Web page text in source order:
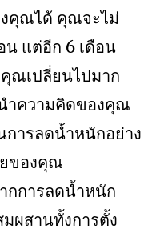
งคุณได้ คุณจะไม่
น แต่อีก 6 เดือน
ณเปลี่ยนไปมาก
ำความคิดของคุณ
การลดน้ำหนักอย่าง
ของคุณ
กการลดน้ำหนัก
ผสานทั้งการตั้ง